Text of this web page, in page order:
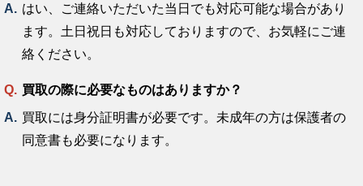
はい、ご連絡いただいた当日でも対応可能な場合があり
ます。土日祝日も対応しておりますので、お気軽にご連
絡ください。
買取の際に必要なものはありますか？
買取には身分証明書が必要です。未成年の方は保護者の
同意書も必要になります。